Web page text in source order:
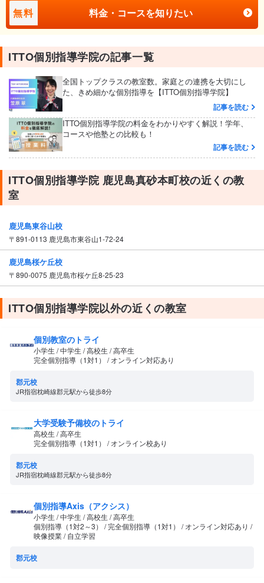
無料 料金・コースを知りたい
ITTO個別指導学院の記事一覧
全国トップクラスの教室数。家庭との連携を大切にし
た、きめ細かな個別指導を【ITTO個別指導学院】
記事を読む
ITTO個別指導学院の料金をわかりやすく解説！学年、
コースや他塾との比較も！
記事を読む
ITTO個別指導学院 鹿児島真砂本町校の近くの教
室
鹿児島東谷山校
〒891-0113 鹿児島市東谷山1-72-24
鹿児島桜ケ丘校
〒890-0075 鹿児島市桜ケ丘8-25-23
ITTO個別指導学院以外の近くの教室
個別教室のトライ
小学生 / 中学生 / 高校生 / 高卒生
完全個別指導（1対1） / オンライン対応あり
郡元校
JR指宿枕崎線郡元駅から徒歩8分
大学受験予備校のトライ
高校生 / 高卒生
完全個別指導（1対1） / オンライン校あり
郡元校
JR指宿枕崎線郡元駅から徒歩8分
個別指導Axis（アクシス）
小学生 / 中学生 / 高校生 / 高卒生
個別指導（1対2～3） / 完全個別指導（1対1） / オンライン対応あり /
映像授業 / 自立学習
郡元校